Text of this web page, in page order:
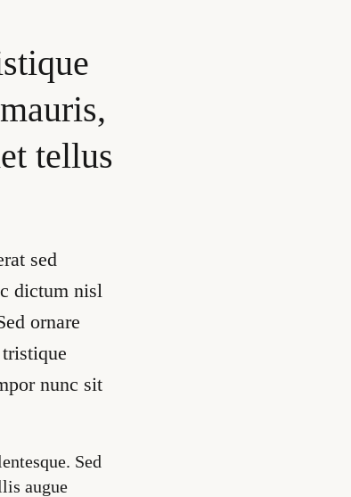
tellus
sed
dictum nisl
ornare
nunc sit
Sed
augue